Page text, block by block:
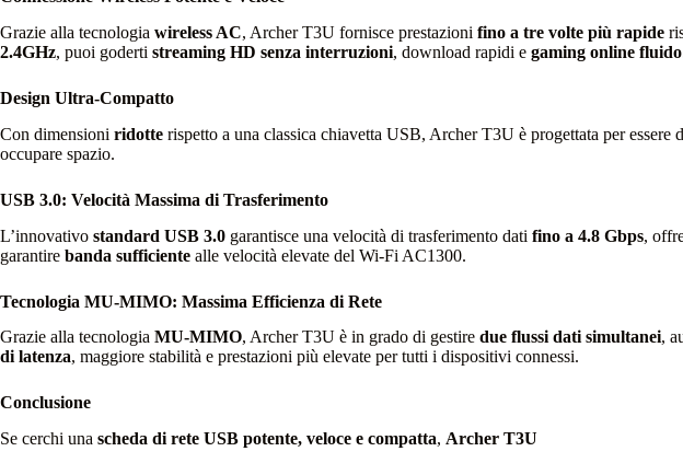
Grazie alla tecnologia wireless AC, Archer T3U fornisce prestazioni fino a tre volte più rapide
2.4GHz, puoi goderti streaming HD senza interruzioni, download rapidi e gaming online fluido
Design Ultra-Compatto
Con dimensioni ridotte rispetto a una classica chiavetta USB, Archer T3U è progettata per essere
occupare spazio.
USB 3.0: Velocità Massima di Trasferimento
L’innovativo standard USB 3.0 garantisce una velocità di trasferimento dati fino a 4.8 Gbps,
garantire banda sufficiente alle velocità elevate del Wi-Fi AC1300.
Tecnologia MU-MIMO: Massima Efficienza di Rete
Grazie alla tecnologia MU-MIMO, Archer T3U è in grado di gestire due flussi dati simultanei,
di latenza, maggiore stabilità e prestazioni più elevate per tutti i dispositivi connessi.
Conclusione
Se cerchi una scheda di rete USB potente, veloce e compatta, Archer T3U